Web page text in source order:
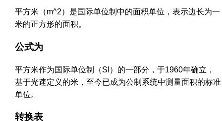
平方米（m^2）是国际单位制中的面积单位，表示边长为一
米的正方形的面积。
公式为
平方米作为国际单位制（SI）的一部分，于1960年确立，
基于光速定义的米，至今已成为公制系统中测量面积的标准
单位。
转换表